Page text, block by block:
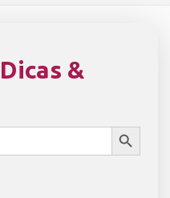
&
SEARCH BUTTON